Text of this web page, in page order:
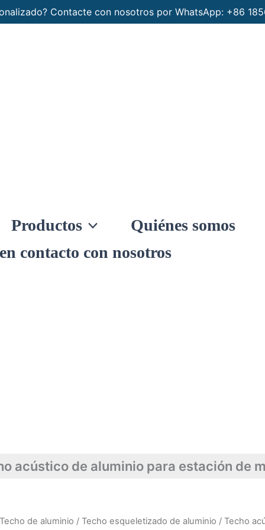
Contacte con nosotros por WhatsApp: +86
Productos
Quiénes somos
contacto con nosotros
acústico de aluminio para estación de
Techo de aluminio /Techo esqueletizado de aluminio / Techo